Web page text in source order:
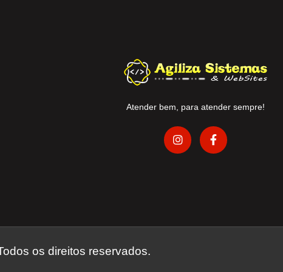
Atender bem, para atender sempre!
os direitos reservados.